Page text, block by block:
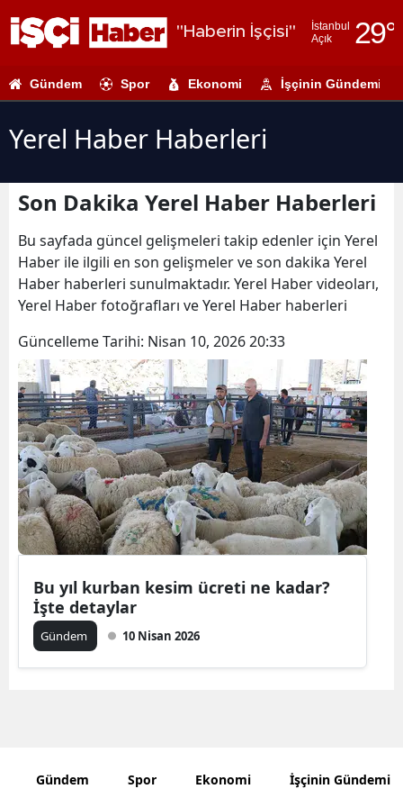
"Haberin İşçisi"
İstanbul
Açık
29°
Adıyaman
Amasya
Ankara
Antalya
Artvin
Balıkesir
Bilecik
Bingöl
Bitlis
Bolu
Gündem Spor Ekonomi İşçinin Gündemi
Yerel Haber Haberleri
Son Dakika Yerel Haber Haberleri
Bu sayfada güncel gelişmeleri takip edenler için Yerel
Haber ile ilgili en son gelişmeler ve son dakika Yerel
Haber haberleri sunulmaktadır. Yerel Haber videoları,
Yerel Haber fotoğrafları ve Yerel Haber haberleri
Güncelleme Tarihi: Nisan 10, 2026 20:33
Bu yıl kurban kesim ücreti ne kadar?
İşte detaylar
Gündem 10 Nisan 2026
Gündem Spor Ekonomi İşçinin Gündemi